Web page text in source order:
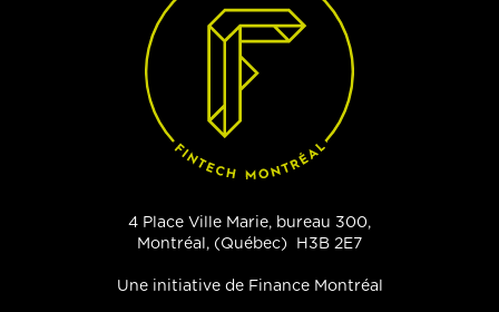
4 Place Ville Marie, bureau 300,
Montréal, (Québec) H3B 2E7
Une initiative de Finance Montréal